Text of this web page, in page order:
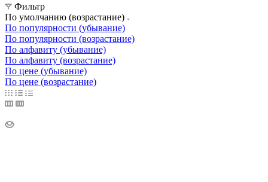
Фильтр
По умолчанию (возрастание)
По популярности (убывание)
По популярности (возрастание)
По алфавиту (убывание)
По алфавиту (возрастание)
По цене (убывание)
По цене (возрастание)